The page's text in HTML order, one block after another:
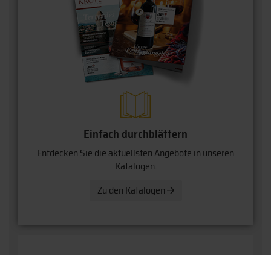
Einfach durchblättern
Entdecken Sie die aktuellsten Angebote in unseren
Katalogen.
Zu den Katalogen